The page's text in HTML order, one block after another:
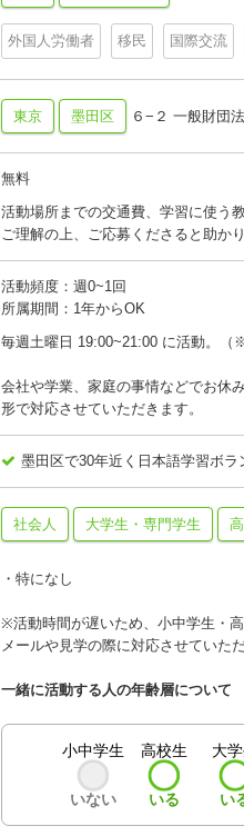
外国人労働者 移民 国際交流
東京
墨田区 ６−２ 一般財団
無料
活動場所までの交通費、学習に使う
ご理解の上、ご応募くださると助かり
活動頻度：週0~1回
所属期間：1年からOK
毎週土曜日 19:00~21:00 に活動。（
会社や学業、家庭の事情などでお休
形で対応させていただきます。
墨田区で30年近く日本語学習ボ
社会人
大学生・専門学生
・特になし
※活動時間が遅いため、小中学生・
メールや見学の際に対応させていただ
一緒に活動する人の年齢層について
小中学生
いない
高校生
いる
大
い